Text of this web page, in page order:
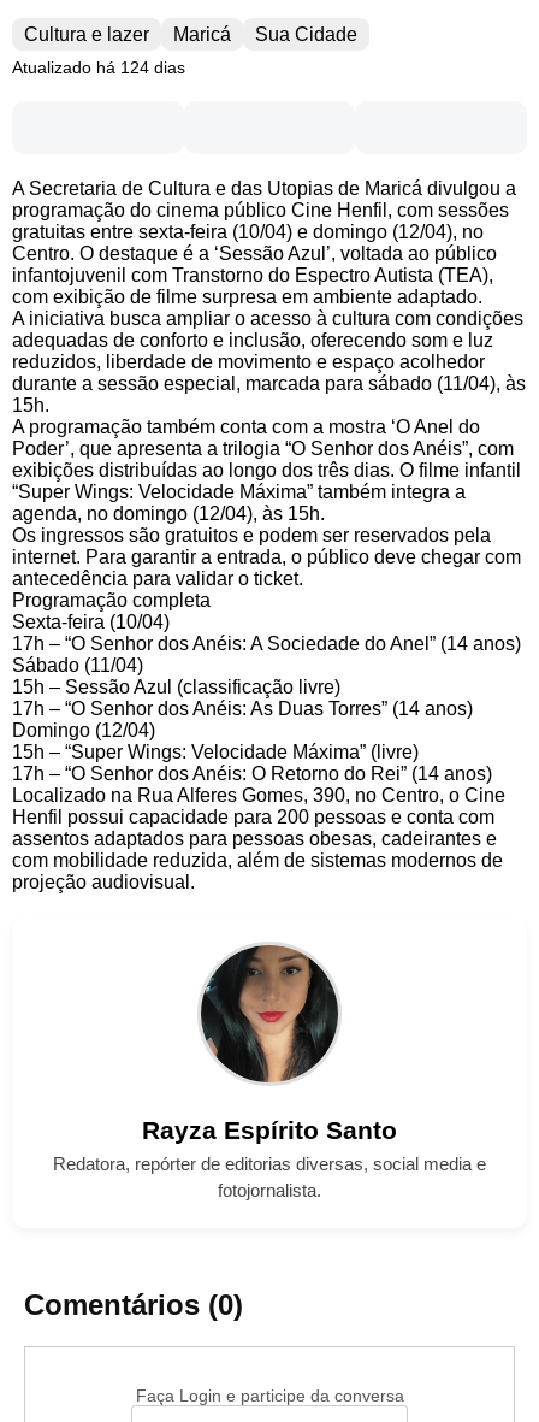
Cultura e lazer Maricá Sua Cidade
Atualizado há 124 dias
A Secretaria de Cultura e das Utopias de Maricá divulgou a
programação do cinema público Cine Henfil, com sessões
gratuitas entre sexta-feira (10/04) e domingo (12/04), no
Centro. O destaque é a ‘Sessão Azul’, voltada ao público
infantojuvenil com Transtorno do Espectro Autista (TEA),
com exibição de filme surpresa em ambiente adaptado.
A iniciativa busca ampliar o acesso à cultura com condições
adequadas de conforto e inclusão, oferecendo som e luz
reduzidos, liberdade de movimento e espaço acolhedor
durante a sessão especial, marcada para sábado (11/04), às
15h.
A programação também conta com a mostra ‘O Anel do
Poder’, que apresenta a trilogia “O Senhor dos Anéis”, com
exibições distribuídas ao longo dos três dias. O filme infantil
“Super Wings: Velocidade Máxima” também integra a
agenda, no domingo (12/04), às 15h.
Os ingressos são gratuitos e podem ser reservados pela
internet. Para garantir a entrada, o público deve chegar com
antecedência para validar o ticket.
Programação completa
Sexta-feira (10/04)
17h – “O Senhor dos Anéis: A Sociedade do Anel” (14 anos)
Sábado (11/04)
15h – Sessão Azul (classificação livre)
17h – “O Senhor dos Anéis: As Duas Torres” (14 anos)
Domingo (12/04)
15h – “Super Wings: Velocidade Máxima” (livre)
17h – “O Senhor dos Anéis: O Retorno do Rei” (14 anos)
Localizado na Rua Alferes Gomes, 390, no Centro, o Cine
Henfil possui capacidade para 200 pessoas e conta com
assentos adaptados para pessoas obesas, cadeirantes e
com mobilidade reduzida, além de sistemas modernos de
projeção audiovisual.
Rayza Espírito Santo
Redatora, repórter de editorias diversas, social media e
fotojornalista.
Comentários (0)
Faça Login e participe da conversa